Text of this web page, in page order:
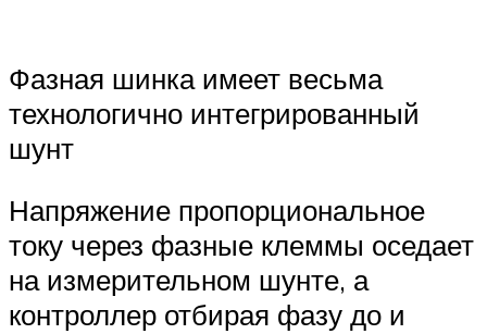
Фазная шинка имеет весьма
технологично интегрированный
шунт
Напряжение пропорциональное
току через фазные клеммы оседает
на измерительном шунте, а
контроллер отбирая фазу до и